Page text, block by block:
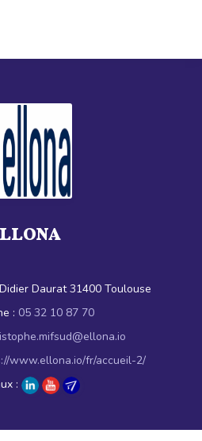
Daurat 31400 Toulouse
: 05 32 10 87 70
www.ellona.io/fr/accueil-2/
: